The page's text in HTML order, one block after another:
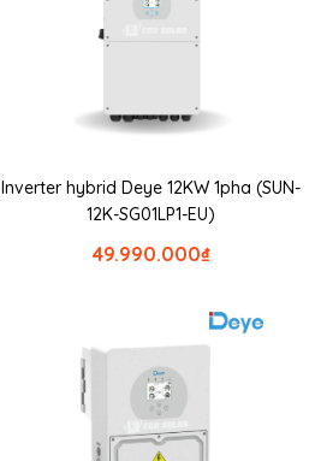
Inverter hybrid Deye 12KW 1pha (SUN-
12K-SG01LP1-EU)
₫
49.990.000